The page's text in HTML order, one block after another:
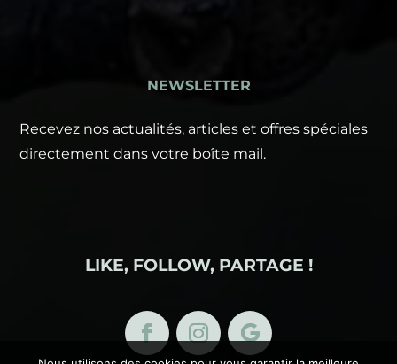
NEWSLETTER
Recevez nos actualités, articles et offres spéciales
directement dans votre boîte mail.
LIKE, FOLLOW, PARTAGE !